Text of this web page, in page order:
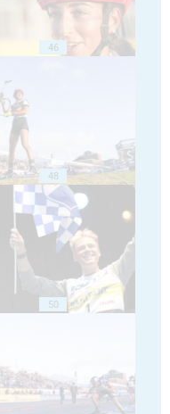
46
48
50